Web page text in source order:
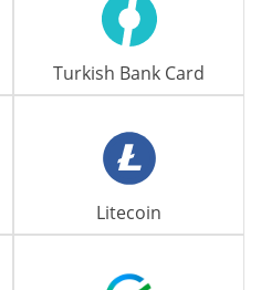
Turkish Bank Card
Litecoin